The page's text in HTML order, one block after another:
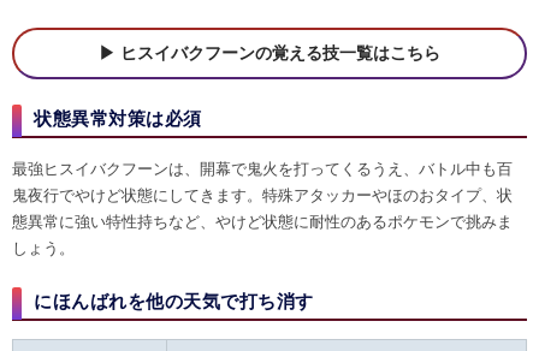
ヒスイバクフーンの覚える技一覧はこちら
状態異常対策は必須
最強ヒスイバクフーンは、開幕で鬼火を打ってくるうえ、バトル中も百
鬼夜行でやけど状態にしてきます。特殊アタッカーやほのおタイプ、状
態異常に強い特性持ちなど、やけど状態に耐性のあるポケモンで挑みま
しょう。
にほんばれを他の天気で打ち消す